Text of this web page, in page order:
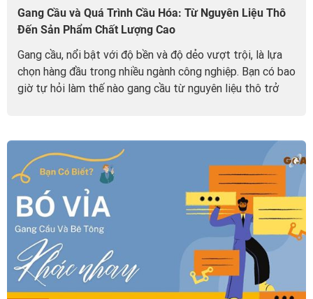
Gang Cầu và Quá Trình Cầu Hóa: Từ Nguyên Liệu Thô
Đến Sản Phẩm Chất Lượng Cao
Gang cầu, nổi bật với độ bền và độ dẻo vượt trội, là lựa
chọn hàng đầu trong nhiều ngành công nghiệp. Bạn có bao
giờ tự hỏi làm thế nào gang cầu từ nguyên liệu thô trở